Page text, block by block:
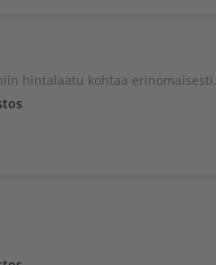
hintalaatu kohtaa erinomaisesti.